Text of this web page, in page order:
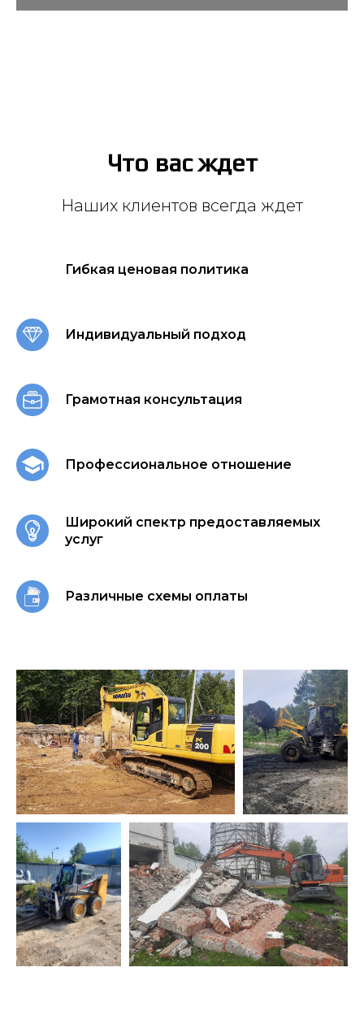
Что вас ждет
Наших клиентов всегда ждет
Гибкая ценовая политика
Индивидуальный подход
Грамотная консультация
Профессиональное отношение
Широкий спектр предоставляемых
услуг
Различные схемы оплаты